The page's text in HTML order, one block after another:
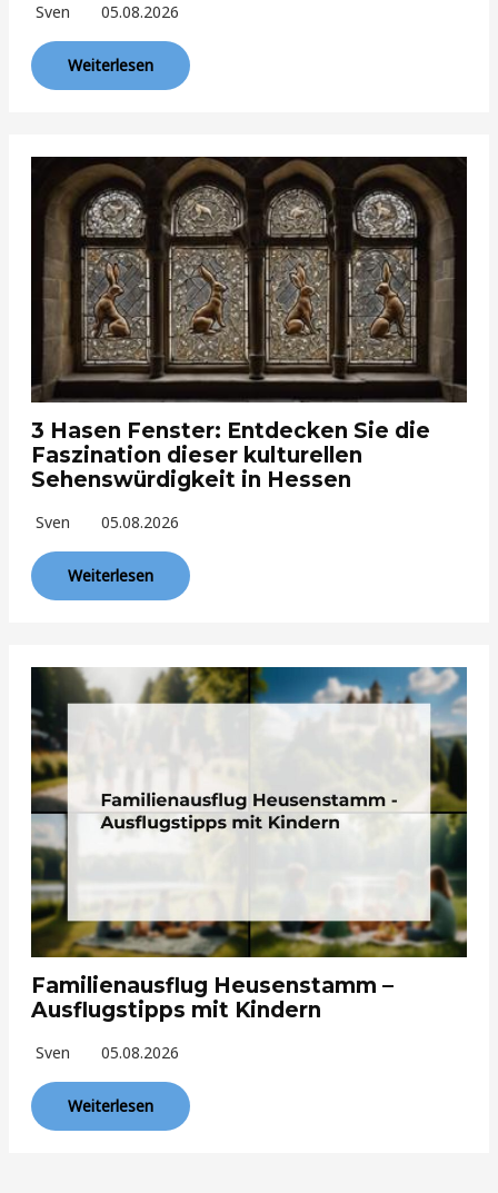
Sven 05.08.2026
Weiterlesen
3 Hasen Fenster: Entdecken Sie die
Faszination dieser kulturellen
Sehenswürdigkeit in Hessen
Sven 05.08.2026
Weiterlesen
Familienausflug Heusenstamm –
Ausflugstipps mit Kindern
Sven 05.08.2026
Weiterlesen